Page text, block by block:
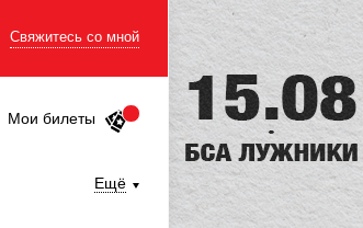
Свяжитесь со мной
Мои билеты
Ещё